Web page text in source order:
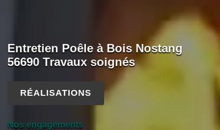
Entretien Poêle à Bois Nostang
56690 Travaux soignés
RÉALISATIONS
Nos engagements